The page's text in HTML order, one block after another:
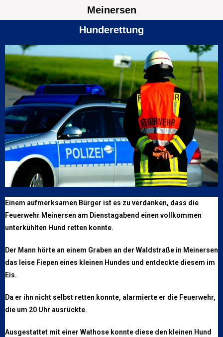
Meinersen
Hunderettung
Einem aufmerksamen Bürger ist es zu verdanken, dass die
Feuerwehr Meinersen am Dienstagabend einen vollkommen
unterkühlten Hund retten konnte.
Der Mann hörte an einem Graben an der Waldstraße in Meinersen
das leise Fiepen eines kleinen Hundes und entdeckte diesem im
Eis.
Da er ihn nicht selbst retten konnte, alarmierte er die Feuerwehr,
die um 20 Uhr ausrückte.
Ausgestattet mit einer Wathose konnte diese den kleinen Hund